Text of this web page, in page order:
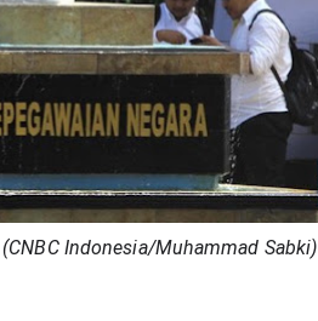
Indonesia/Muhammad Sabki)